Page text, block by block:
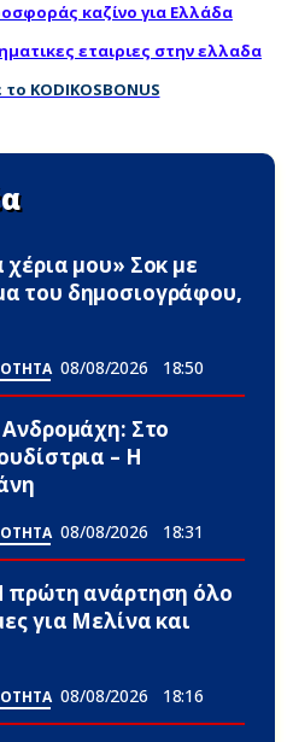
καζίνο για Ελλάδα
εταιριες στην ελλαδα
KODIKOSBONUS
μου» Σoκ με
του δημοσιογράφου,
08/08/2026 18:50
Στο
– Η
08/08/2026 18:31
πρώτη ανάρτηση όλο
για Μελίνα και
08/08/2026 18:16